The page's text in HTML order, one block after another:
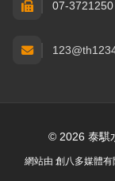
07-3721250
© 2026 泰騏
網站由 創八多媒體有